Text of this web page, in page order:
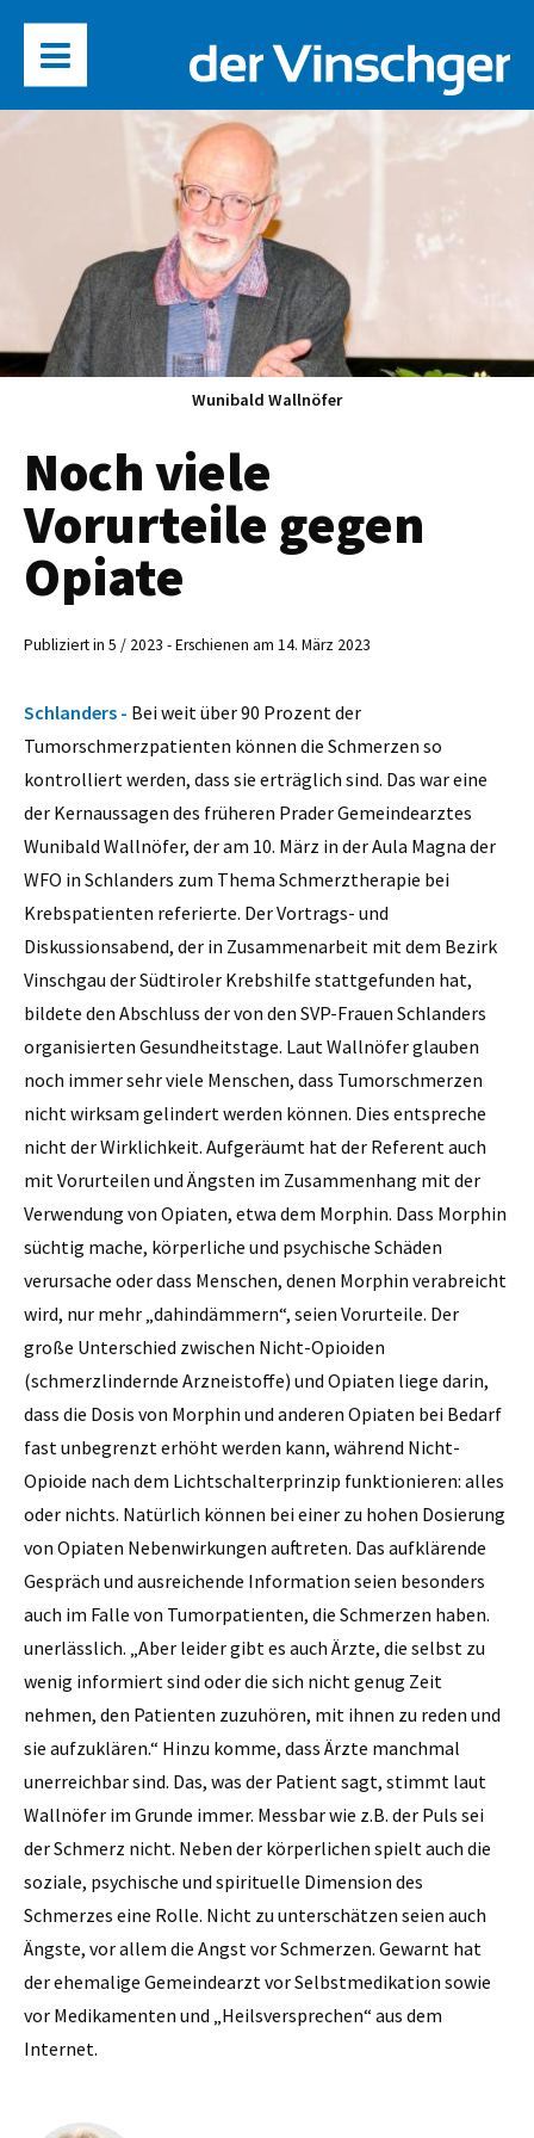
Wunibald Wallnöfer
Noch viele
Vorurteile gegen
Opiate
Publiziert in 5 / 2023 - Erschienen am 14. März 2023
Schlanders - Bei weit über 90 Prozent der
Tumorschmerzpatienten können die Schmerzen so
kontrolliert werden, dass sie erträglich sind. Das war eine
der Kernaussagen des früheren Prader Gemeindearztes
Wunibald Wallnöfer, der am 10. März in der Aula Magna der
WFO in Schlanders zum Thema Schmerztherapie bei
Krebspatienten referierte. Der Vortrags- und
Diskussionsabend, der in Zusammenarbeit mit dem Bezirk
Vinschgau der Südtiroler Krebshilfe stattgefunden hat,
bildete den Abschluss der von den SVP-Frauen Schlanders
organisierten Gesundheitstage. Laut Wallnöfer glauben
noch immer sehr viele Menschen, dass Tumorschmerzen
nicht wirksam gelindert werden können. Dies entspreche
nicht der Wirklichkeit. Aufgeräumt hat der Referent auch
mit Vorurteilen und Ängsten im Zusammenhang mit der
Verwendung von Opiaten, etwa dem Morphin. Dass Morphin
süchtig mache, körperliche und psychische Schäden
verursache oder dass Menschen, denen Morphin verabreicht
wird, nur mehr „dahindämmern“, seien Vorurteile. Der
große Unterschied zwischen Nicht-Opioiden
(schmerzlindernde Arzneistoffe) und Opiaten liege darin,
dass die Dosis von Morphin und anderen Opiaten bei Bedarf
fast unbegrenzt erhöht werden kann, während Nicht-
Opioide nach dem Lichtschalterprinzip funktionieren: alles
oder nichts. Natürlich können bei einer zu hohen Dosierung
von Opiaten Nebenwirkungen auftreten. Das aufklärende
Gespräch und ausreichende Information seien besonders
auch im Falle von Tumorpatienten, die Schmerzen haben.
unerlässlich. „Aber leider gibt es auch Ärzte, die selbst zu
wenig informiert sind oder die sich nicht genug Zeit
nehmen, den Patienten zuzuhören, mit ihnen zu reden und
sie aufzuklären.“ Hinzu komme, dass Ärzte manchmal
unerreichbar sind. Das, was der Patient sagt, stimmt laut
Wallnöfer im Grunde immer. Messbar wie z.B. der Puls sei
der Schmerz nicht. Neben der körperlichen spielt auch die
soziale, psychische und spirituelle Dimension des
Schmerzes eine Rolle. Nicht zu unterschätzen seien auch
Ängste, vor allem die Angst vor Schmerzen. Gewarnt hat
der ehemalige Gemeindearzt vor Selbstmedikation sowie
vor Medikamenten und „Heilsversprechen“ aus dem
Internet.